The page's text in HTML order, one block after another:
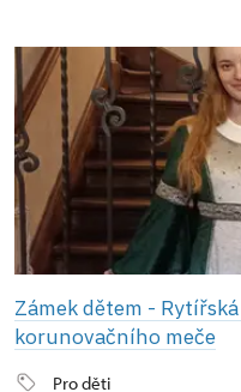
Zámek dětem -
korunovačního meče
Pro děti